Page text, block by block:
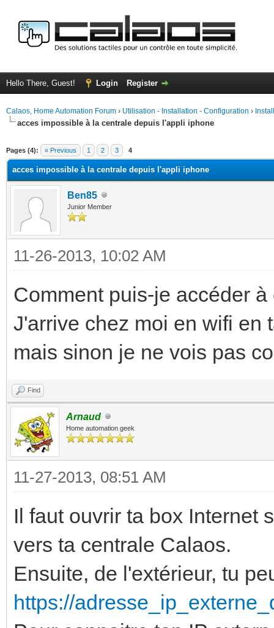
Hello There, Guest! Login Register
Calaos, Home Automation Forum › Utilisation - Installation - Configuration ›
acces impossible à la centrale depuis l'appli iphone
Pages (4): « Previous 1 2 3 4
acces impossible à la centrale depuis l'appli iphone
Ben85
Junior Member
11-26-2013, 10:02 AM
Comment puis-je accéder
J'arrive chez moi en wifi en
mais sinon je ne vois pas
Find
Arnaud
Home automation geek
11-27-2013, 08:51 AM
Il faut ouvrir ta box Internet
vers ta centrale Calaos.
Ensuite, de l'extérieur, tu
https://